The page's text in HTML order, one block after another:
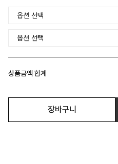
상품금액 합계
장바구니